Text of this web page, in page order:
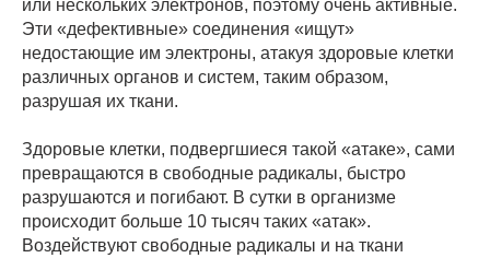
или нескольких электронов, поэтому очень активные.
Эти «дефективные» соединения «ищут»
недостающие им электроны, атакуя здоровые клетки
различных органов и систем, таким образом,
разрушая их ткани.
Здоровые клетки, подвергшиеся такой «атаке», сами
превращаются в свободные радикалы, быстро
разрушаются и погибают. В сутки в организме
происходит больше 10 тысяч таких «атак».
Воздействуют свободные радикалы и на ткани